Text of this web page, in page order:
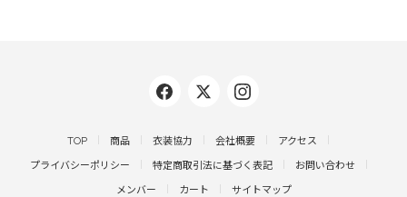
TOP 商品 衣装協力 会社概要 アクセス
プライバシーポリシー 特定商取引法に基づく表記 お問い合わせ
メンバー カート サイトマップ